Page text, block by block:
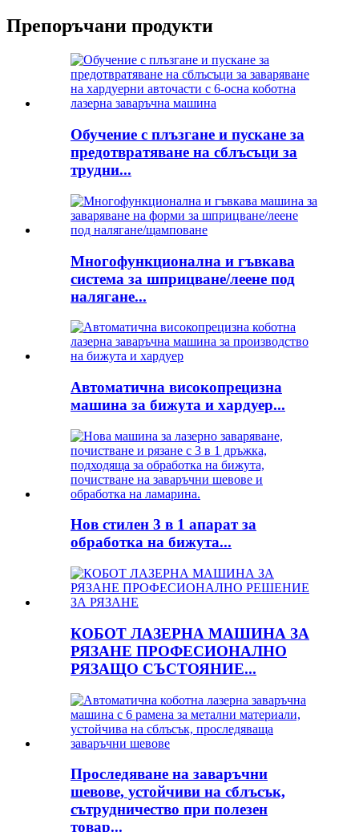
Препоръчани продукти
Обучение с плъзгане и пускане за
предотвратяване на сблъсъци за
трудни...
Многофункционална и гъвкава
система за шприцване/леене под
налягане...
Автоматична високопрецизна
машина за бижута и хардуер...
Нов стилен 3 в 1 апарат за
обработка на бижута...
КОБОТ ЛАЗЕРНА МАШИНА ЗА
РЯЗАНЕ ПРОФЕСИОНАЛНО
РЯЗАЩО СЪСТОЯНИЕ...
Проследяване на заваръчни
шевове, устойчиви на сблъсък,
сътрудничество при полезен
товар...